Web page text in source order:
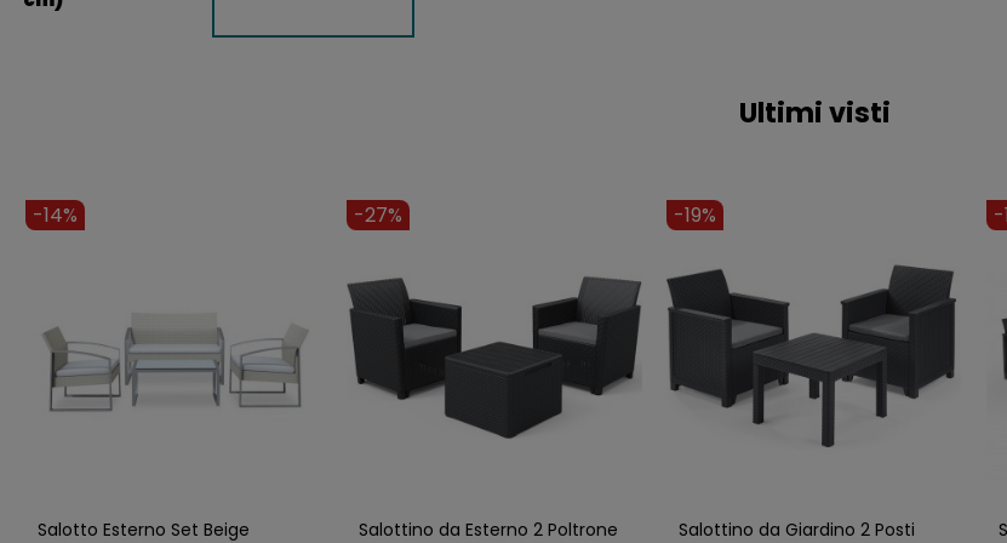
Ultimi visti
-14%
Salotto Esterno Set Beige
-27%
Salottino da Esterno 2 Poltrone
-19%
Salottino da Giardino 2 Posti
-